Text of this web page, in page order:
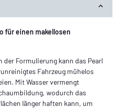
für einen makellosen
der Formulierung kann das Pearl
Fahrzeug mühelos
Mit Wasser vermengt
wodurch das
länger haften kann, um